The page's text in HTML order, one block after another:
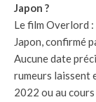
Japon ?
Le film Overlord
Japon, confirmé
Aucune date
rumeurs laissent
2022 ou au cours